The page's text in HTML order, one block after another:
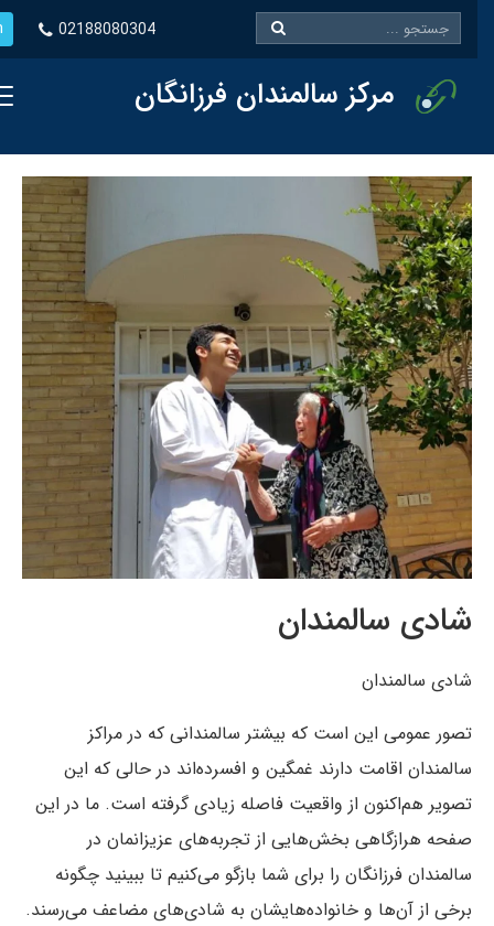
02188080304
مرکز سالمندان فرزانگان
شادی سالمندان
شادی سالمندان
تصور عمومی این است که بیشتر سالمندانی که در مراکز
سالمندان اقامت دارند غمگین و افسرده‌اند در حالی که این
تصویر هم‌اکنون از واقعیت فاصله زیادی گرفته است. ما در این
صفحه هرازگاهی بخش‌هایی از تجربه‌های عزیزانمان در
سالمندان فرزانگان را برای شما بازگو می‌کنیم تا ببینید چگونه
برخی از آن‌ها و خانواده‌هایشان به شادی‌های مضاعف می‌رسند.